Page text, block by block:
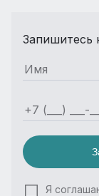
Запишитесь
Я